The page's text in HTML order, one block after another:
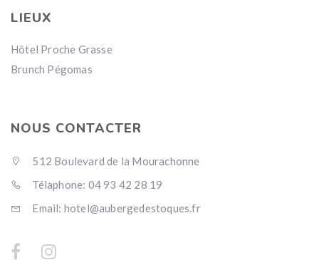
LIEUX
Hôtel Proche Grasse
Brunch Pégomas
NOUS CONTACTER
512 Boulevard de la Mourachonne
Télaphone: 04 93 42 28 19
Email: hotel@aubergedestoques.fr